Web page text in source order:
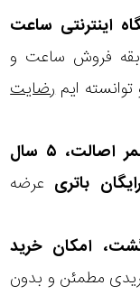
اینترنتی ساعت
سال سابقه فروش ساعت و
رضایت
گارانتی مادام‌العمر اصالت، ۵ سال
عرضه
مهلت بازگشت، امکان خرید
مطمئن و بدون